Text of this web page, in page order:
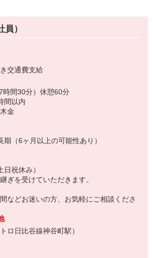
ソナ」で手に入れませんか。
名札の発注・受取発送
サポート など
イント＞
少な目♪
れるお仕事♪
きな方におすすめ♪
ります♪
）
）
交通費支給
間30分）休憩60分
間以内
金
（6ヶ月以上の可能性あり）
祝休み）
ぎを受けていただきます。
などお迷いの方、お気軽にご相談くださ
ロ日比谷線神谷町駅）